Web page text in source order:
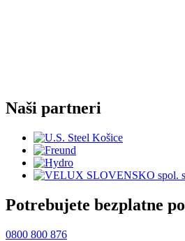
Naši partneri
Potrebujete bezplatne
0800 800 876